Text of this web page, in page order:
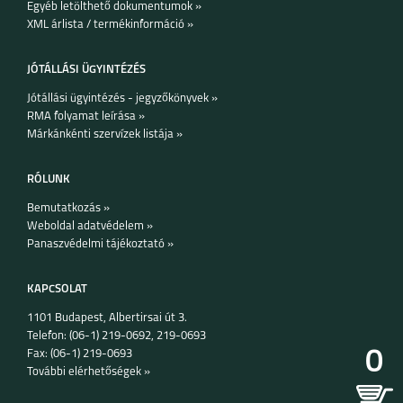
töltéssel.
Készleten:
Egyéb letölthető dokumentumok »
XML árlista / termékinformáció »
JÓTÁLLÁSI ÜGYINTÉZÉS
Jótállási ügyintézés - jegyzőkönyvek »
RMA folyamat leírása »
Márkánkénti szervízek listája »
RÓLUNK
Bemutatkozás »
Weboldal adatvédelem »
Panaszvédelmi tájékoztató »
KAPCSOLAT
1101 Budapest, Albertirsai út 3.
Telefon: (06-1) 219-0692, 219-0693
Fax: (06-1) 219-0693
További elérhetőségek »
0